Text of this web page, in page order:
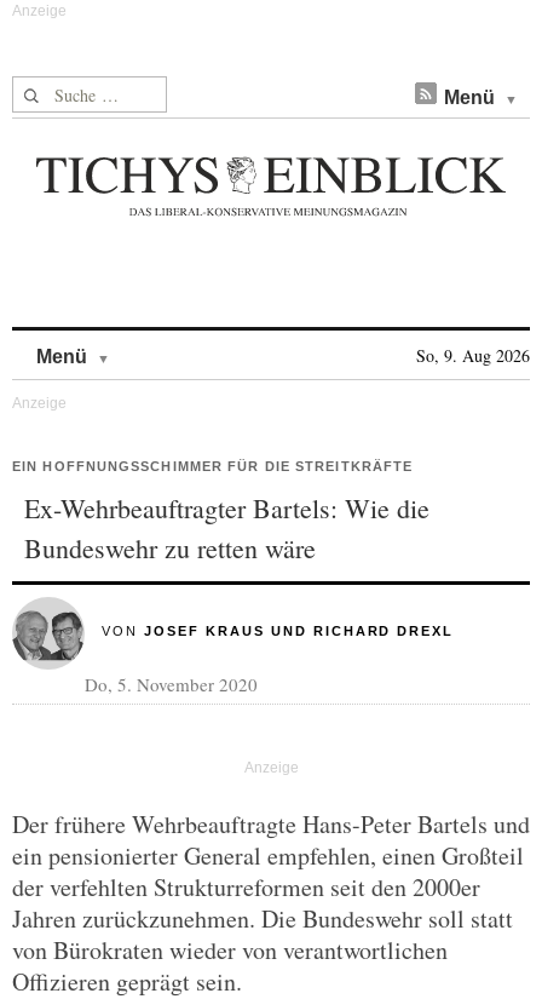
Suche nach: Menü
Menü So, 9. Aug 2026
EIN HOFFNUNGSSCHIMMER FÜR DIE STREITKRÄFTE
Ex-Wehrbeauftragter Bartels: Wie die
Bundeswehr zu retten wäre
VON JOSEF KRAUS UND RICHARD DREXL
Do, 5. November 2020
Der frühere Wehrbeauftragte Hans-Peter Bartels und
ein pensionierter General empfehlen, einen Großteil
der verfehlten Strukturreformen seit den 2000er
Jahren zurückzunehmen. Die Bundeswehr soll statt
von Bürokraten wieder von verantwortlichen
Offizieren geprägt sein.